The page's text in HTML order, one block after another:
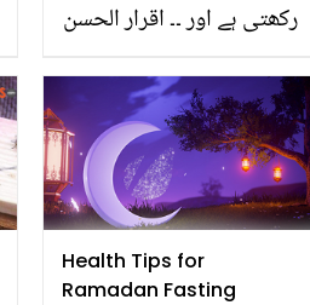
رکھتی ہے اور ۔۔ اقرار الحسن
کے پُل باندھ دیئے! باقی دو
کے بارے میں کیا کہا؟
Health Tips for
Ramadan Fasting